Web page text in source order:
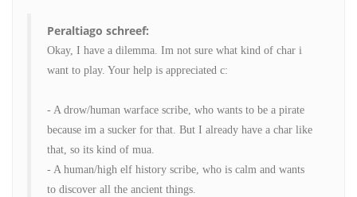
Peraltiago schreef:
Okay, I have a dilemma. Im not sure what kind of char i
want to play. Your help is appreciated c:
- A drow/human warface scribe, who wants to be a pirate
because im a sucker for that. But I already have a char like
that, so its kind of mua.
- A human/high elf history scribe, who is calm and wants
to discover all the ancient things.